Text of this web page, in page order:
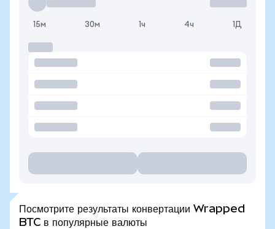
15м 30м 1ч 4ч 1Д
Посмотрите результаты конвертации Wrapped
BTC в популярные валюты